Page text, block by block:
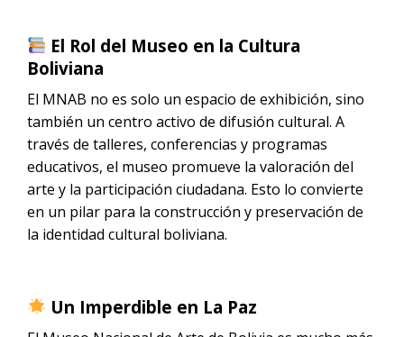
El Rol del Museo en la Cultura
Boliviana
El MNAB no es solo un espacio de exhibición, sino
también un centro activo de difusión cultural. A
través de talleres, conferencias y programas
educativos, el museo promueve la valoración del
arte y la participación ciudadana. Esto lo convierte
en un pilar para la construcción y preservación de
la identidad cultural boliviana.
Un Imperdible en La Paz